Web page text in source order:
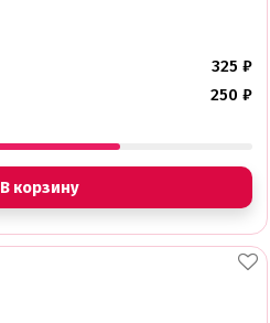
325 ₽
250 ₽
В корзину